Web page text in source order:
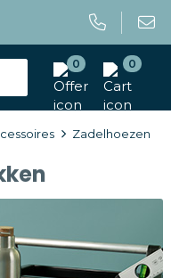
0 0
Zadelhoezen